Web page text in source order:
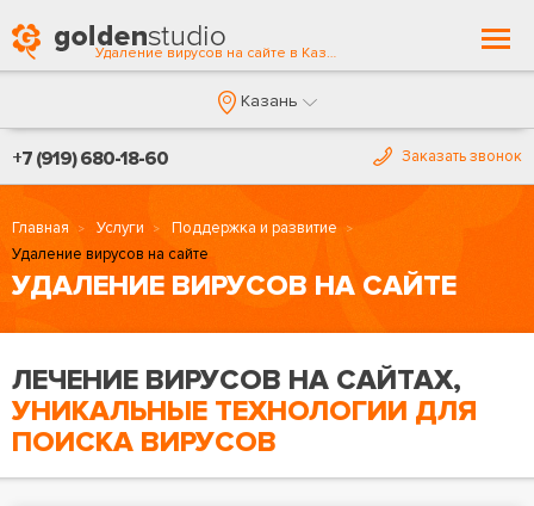
Удаление вирусов на сайте в Казани
Казань
+7 (919) 680-18-60 Заказать звонок
Главная Услуги
Поддержка и развитие
Удаление вирусов на сайте
УДАЛЕНИЕ ВИРУСОВ НА САЙТЕ
ЛЕЧЕНИЕ ВИРУСОВ НА САЙТАХ,
УНИКАЛЬНЫЕ ТЕХНОЛОГИИ ДЛЯ
ПОИСКА ВИРУСОВ